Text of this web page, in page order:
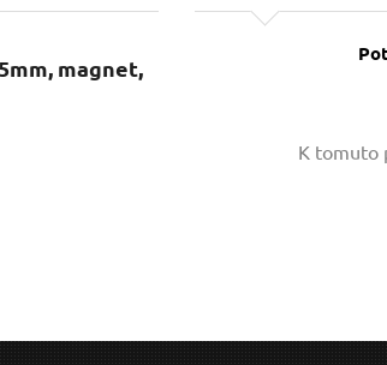
magnet,
K tomuto